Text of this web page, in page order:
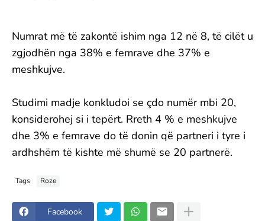
Numrat më të zakontë ishim nga 12 në 8, të cilët u
zgjodhën nga 38% e femrave dhe 37% e
meshkujve.
Studimi madje konkludoi se çdo numër mbi 20,
konsiderohej si i tepërt. Rreth 4 % e meshkujve
dhe 3% e femrave do të donin që partneri i tyre i
ardhshëm të kishte më shumë se 20 partnerë.
Tags Roze
Facebook